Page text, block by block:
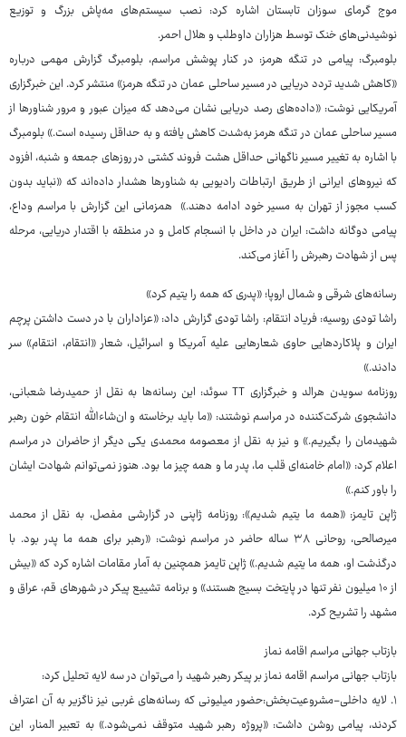
موج گرمای سوزان تابستان اشاره کرد: نصب سیستم‌های مه‌پاش بزرگ و توزیع
نوشیدنی‌های خنک توسط هزاران داوطلب و هلال احمر.
بلومبرگ: پیامی در تنگه هرمز: در کنار پوشش مراسم، بلومبرگ گزارش مهمی درباره
«کاهش شدید تردد دریایی در مسیر ساحلی عمان در تنگه هرمز» منتشر کرد. این خبرگزاری
آمریکایی نوشت: «داده‌های رصد دریایی نشان می‌دهد که میزان عبور و مرور شناورها از
مسیر ساحلی عمان در تنگه هرمز به‌شدت کاهش یافته و به حداقل رسیده است.» بلومبرگ
با اشاره به تغییر مسیر ناگهانی حداقل هشت فروند کشتی در روزهای جمعه و شنبه، افزود
که نیروهای ایرانی از طریق ارتباطات رادیویی به شناورها هشدار داده‌اند که «نباید بدون
کسب مجوز از تهران به مسیر خود ادامه دهند.» همزمانی این گزارش با مراسم وداع،
پیامی دوگانه داشت: ایران در داخل با انسجام کامل و در منطقه با اقتدار دریایی، مرحله
پس از شهادت رهبرش را آغاز می‌کند.
رسانه‌های شرقی و شمال اروپا؛ «پدری که همه را یتیم کرد»
راشا تودی روسیه: فریاد انتقام: راشا تودی گزارش داد: «عزاداران با در دست داشتن پرچم
ایران و پلاکاردهایی حاوی شعارهایی علیه آمریکا و اسرائیل، شعار «انتقام، انتقام» سر
دادند.»
روزنامه سویدن هرالد و خبرگزاری TT سوئد: این رسانه‌ها به نقل از حمیدرضا شعبانی،
دانشجوی شرکت‌کننده در مراسم نوشتند: «ما باید برخاسته و ان‌شاءالله انتقام خون رهبر
شهیدمان را بگیریم.» و نیز به نقل از معصومه محمدی یکی دیگر از حاضران در مراسم
اعلام کرد: «امام خامنه‌ای قلب ما، پدر ما و همه چیز ما بود. هنوز نمی‌توانم شهادت ایشان
را باور کنم.»
ژاپن تایمز: «همه ما یتیم شدیم»: روزنامه ژاپنی در گزارشی مفصل، به نقل از محمد
میرصالحی، روحانی ۳۸ ساله حاضر در مراسم نوشت: «رهبر برای همه ما پدر بود. با
درگذشت او، همه ما یتیم شدیم.» ژاپن تایمز همچنین به آمار مقامات اشاره کرد که «بیش
از ۱۰ میلیون نفر تنها در پایتخت بسیج هستند» و برنامه تشییع پیکر در شهرهای قم، عراق و
مشهد را تشریح کرد.
بازتاب جهانی مراسم اقامه نماز
بازتاب جهانی مراسم اقامه نماز بر پیکر رهبر شهید را می‌توان در سه لایه تحلیل کرد:
۱. لایه داخلی-مشروعیت‌بخش:حضور میلیونی که رسانه‌های غربی نیز ناگزیر به آن اعتراف
کردند، پیامی روشن داشت: «پروژه رهبر شهید متوقف نمی‌شود.» به تعبیر المنار، این